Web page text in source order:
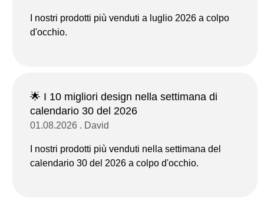
I nostri prodotti più venduti a luglio 2026 a colpo
d'occhio.
🌟 I 10 migliori design nella settimana di
calendario 30 del 2026
01.08.2026 . David
I nostri prodotti più venduti nella settimana del
calendario 30 del 2026 a colpo d'occhio.